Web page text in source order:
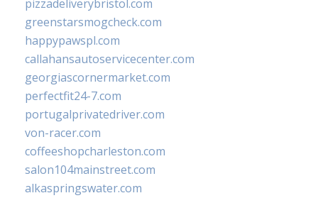
pizzadeliverybristol.com
greenstarsmogcheck.com
happypawspl.com
callahansautoservicecenter.com
georgiascornermarket.com
perfectfit24-7.com
portugalprivatedriver.com
von-racer.com
coffeeshopcharleston.com
salon104mainstreet.com
alkaspringswater.com